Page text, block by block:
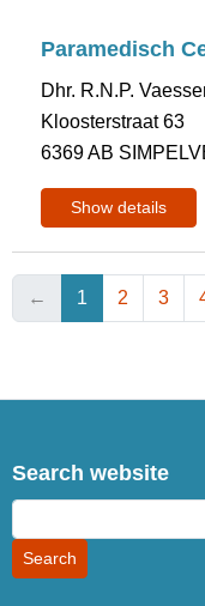
Paramedisch
Dhr. R.N.P.
Kloosterstraat 63
6369 AB
Show details
← 1 2 3
Search website